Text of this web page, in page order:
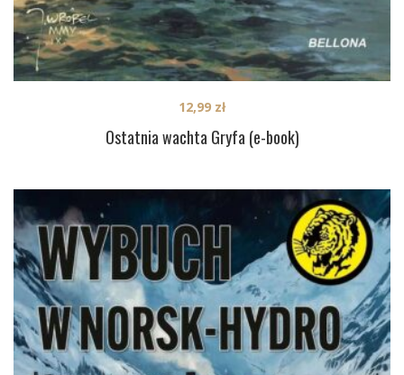
Ostatnia wachta Gryfa (e-book)
12,99 zł